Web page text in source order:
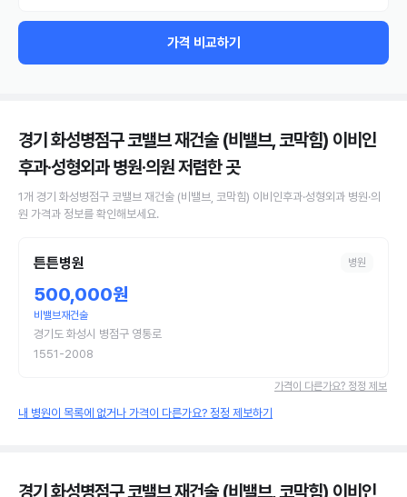
가격 비교하기
경기 화성병점구 코밸브 재건술 (비밸브, 코막힘) 이비인
후과·성형외과 병원·의원저렴한 곳
1개 경기 화성병점구 코밸브 재건술 (비밸브, 코막힘) 이비인후과·성형외과 병원·의
원 가격과 정보를 확인해보세요.
튼튼병원 병원
500,000원
비밸브재건술
경기도 화성시 병점구 영통로
1551-2008
가격이 다른가요? 정정 제보
내 병원이 목록에 없거나 가격이 다른가요? 정정 제보하기
경기 화성병점구 코밸브 재건술 (비밸브, 코막힘) 이비인